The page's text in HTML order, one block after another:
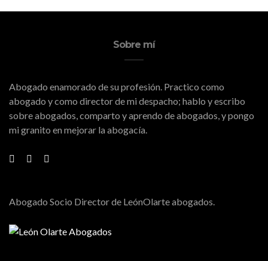
Sobre mí
Abogado enamorado de su profesión. Practico como
abogado y como director de mi despacho; hablo y escribo
sobre abogados, comparto y aprendo de abogados, y pongo
mi granito en mejorar la abogacía.
Abogado Socio Director de LeónOlarte abogados.